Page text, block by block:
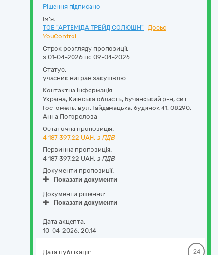
Рішення підписано
Ім'я:
ТОВ "АРТЕМІДА ТРЕЙД СОЛЮШН"
Досьє
YouControl
Строк розгляду пропозиції:
з 01-04-2026 по 09-04-2026
Статус:
учасник виграв закупівлю
Контактна інформація:
Україна, Київська область, Бучанський р-н, смт.
Гостомель, вул. Гайдамацька, будинок 41, 08290,
Анна Погорєлова
Остаточна пропозиція:
4 187 397,22 UAH, з ПДВ
Первинна пропозиція:
4 187 397,22 UAH, з ПДВ
Документи пропозиції:
Показати документи
Документи рішення:
Показати документи
Дата акцепта:
10-04-2026, 20:14
Дата публікації: 24